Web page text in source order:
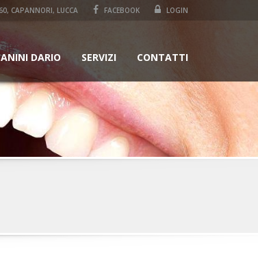
CAPANNORI, LUCCA FACEBOOK LOGIN
DARIO SERVIZI CONTATTI